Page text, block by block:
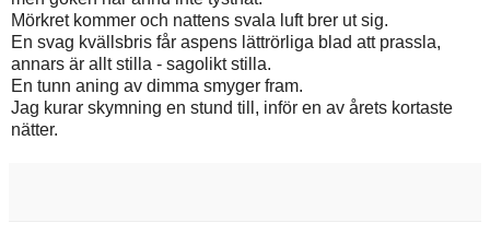
Mörkret kommer och nattens svala luft brer ut sig.
En svag kvällsbris får aspens lättrörliga blad att prassla,
annars är allt stilla - sagolikt stilla.
En tunn aning av dimma smyger fram.
Jag kurar skymning en stund till, inför en av årets kortaste
nätter.